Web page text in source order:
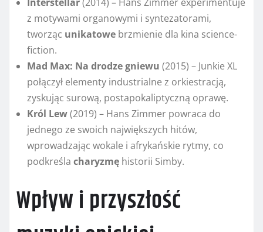
z motywami organowymi i syntezatorami,
tworząc unikatowe brzmienie dla kina science-
fiction.
Mad Max: Na drodze gniewu (2015) – Junkie XL
połączył elementy industrialne z orkiestracją,
zyskując surową, postapokaliptyczną oprawę.
Król Lew(2019) – Hans Zimmer powraca do
jednego ze swoich największych hitów,
wprowadzając wokale i afrykańskie rytmy, co
podkreśla charyzmę historii Simby.
Wpływ i przyszłość